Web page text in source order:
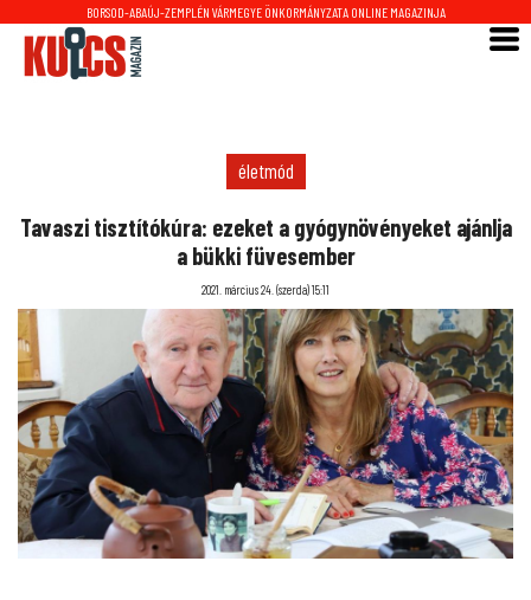
BORSOD-ABAÚJ-ZEMPLÉN VÁRMEGYE ÖNKORMÁNYZATA ONLINE MAGAZINJA
életmód
Tavaszi tisztítókúra: ezeket a gyógynövényeket ajánlja
a bükki füvesember
2021. március 24. (szerda) 15:11